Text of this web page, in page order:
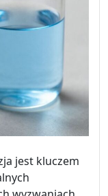
jest kluczem